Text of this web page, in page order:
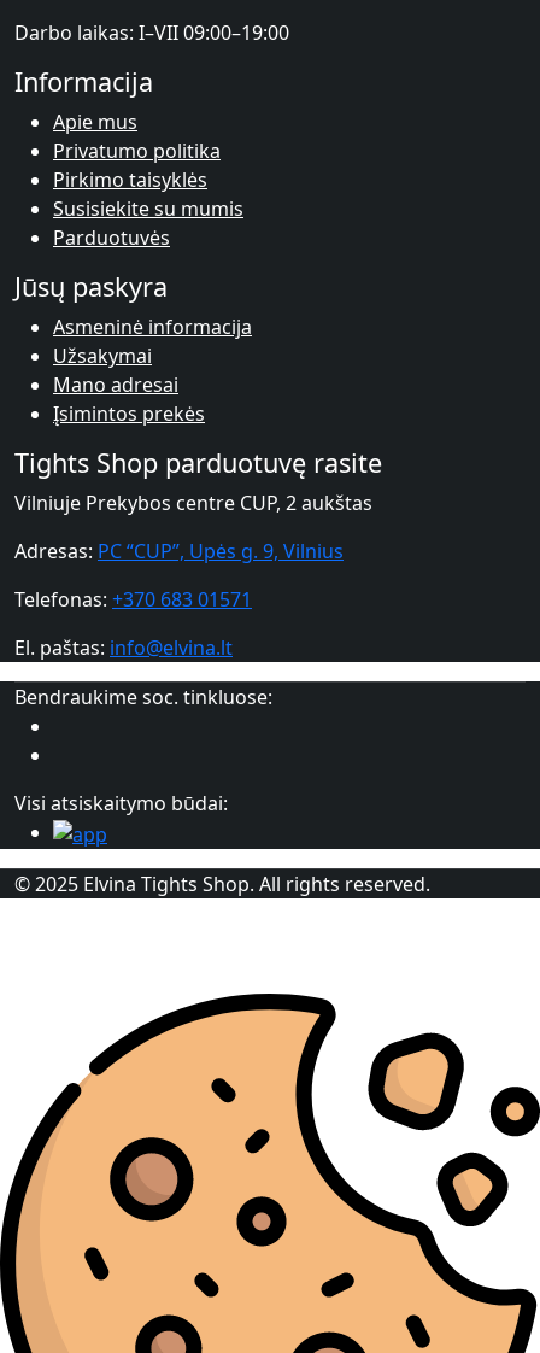
Darbo laikas: I–VII 09:00–19:00
Informacija
Apie mus
Privatumo politika
Pirkimo taisyklės
Susisiekite su mumis
Parduotuvės
Jūsų paskyra
Asmeninė informacija
Užsakymai
Mano adresai
Įsimintos prekės
Tights Shop parduotuvę rasite
Vilniuje Prekybos centre CUP, 2 aukštas
Adresas: PC “CUP”, Upės g. 9, Vilnius
Telefonas: +370 683 01571
El. paštas: info@elvina.lt
Bendraukime soc. tinkluose:
Visi atsiskaitymo būdai:
© 2025 Elvina Tights Shop. All rights reserved.